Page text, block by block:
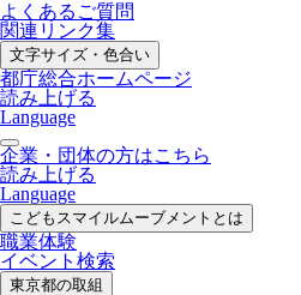
よくあるご質問
関連リンク集
文字サイズ・色合い
都庁総合ホームページ
読み上げる
Language
企業・団体の方はこちら
読み上げる
Language
こどもスマイルムーブメントとは
職業体験
イベント検索
東京都の取組